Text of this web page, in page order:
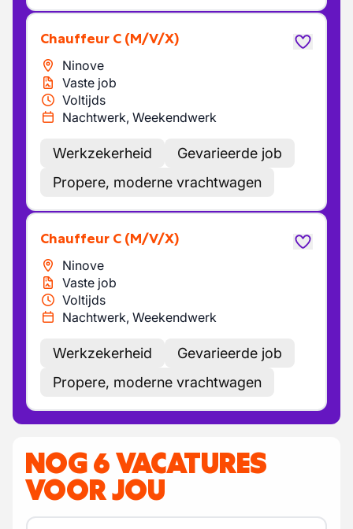
Chauffeur C (M/V/X)
Ninove
Vaste job
Voltijds
Nachtwerk, Weekendwerk
Werkzekerheid
Gevarieerde job
Propere, moderne vrachtwagen
Chauffeur C (M/V/X)
Ninove
Vaste job
Voltijds
Nachtwerk, Weekendwerk
Werkzekerheid
Gevarieerde job
Propere, moderne vrachtwagen
NOG 6 VACATURES
VOOR JOU